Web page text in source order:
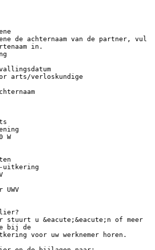
de achternaam van de partner, vul
in.
arts/verloskundige
W
uitkering
u &eacute;&eacute;n of meer
bij de
voor uw werknemer horen.